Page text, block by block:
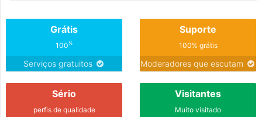
Grátis
100%
Serviços gratuitos
Suporte
100% grátis
Moderadores que escutam
Sério
perfis de qualidade
Visitantes
Muito visitado